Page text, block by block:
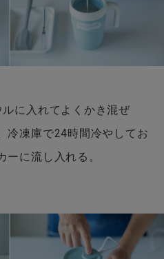
に入れてよくかき混ぜ
冷凍庫で24時間冷やしてお
に流し入れる。